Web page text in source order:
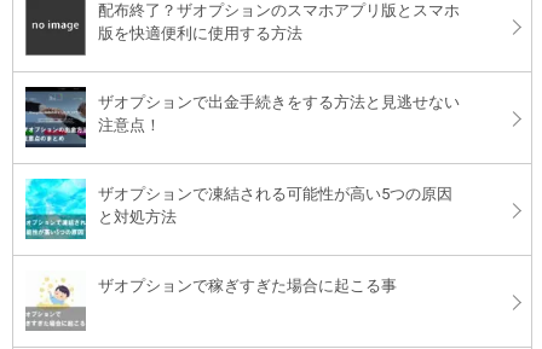
配布終了？ザオプションのスマホアプリ版とスマホ
版を快適便利に使用する方法
ザオプションで出金手続きをする方法と見逃せない
注意点！
ザオプションで凍結される可能性が高い5つの原因
と対処方法
ザオプションで稼ぎすぎた場合に起こる事